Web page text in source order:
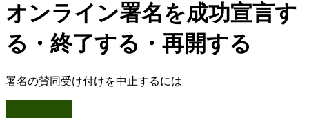
オンライン署名を成功宣言す
る・終了する・再開する
署名の賛同受け付けを中止するには